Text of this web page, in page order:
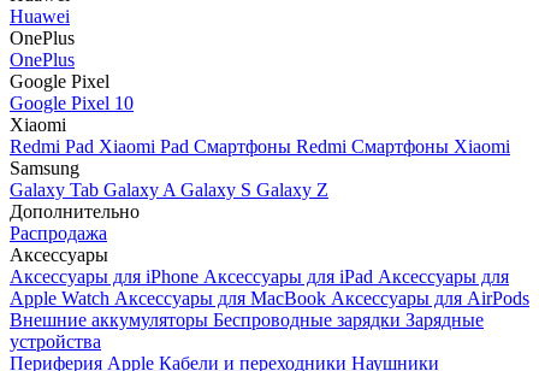
Huawei
OnePlus
OnePlus
Google Pixel
Google Pixel 10
Xiaomi
Redmi Pad Xiaomi Pad Смартфоны Redmi Смартфоны Xiaomi
Samsung
Galaxy Tab Galaxy A Galaxy S Galaxy Z
Дополнительно
Распродажа
Аксессуары
Аксессуары для iPhone Аксессуары для iPad Аксессуары для
Apple Watch Аксессуары для MacBook Аксессуары для AirPods
Внешние аккумуляторы Беспроводные зарядки Зарядные
устройства
Периферия Apple Кабели и переходники Наушники